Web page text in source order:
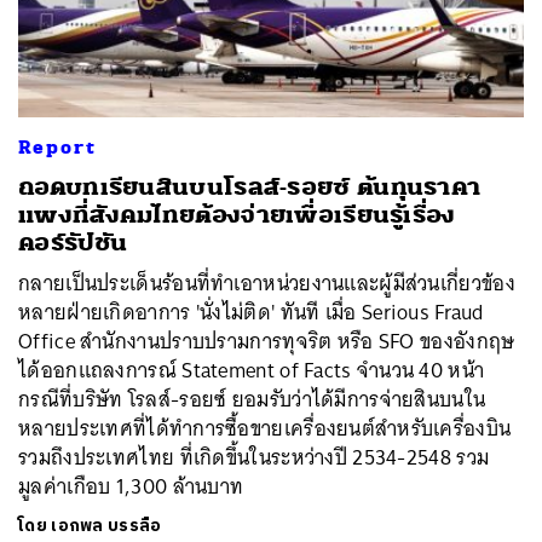
Report
ถอดบทเรียนสินบนโรลส์-รอยซ์ ต้นทุนราคา
แพงที่สังคมไทยต้องจ่ายเพื่อเรียนรู้เรื่อง
คอร์รัปชัน
กลายเป็นประเด็นร้อนที่ทำเอาหน่วยงานและผู้มีส่วนเกี่ยวข้อง
หลายฝ่ายเกิดอาการ 'นั่งไม่ติด' ทันที เมื่อ Serious Fraud
Office สำนักงานปราบปรามการทุจริต หรือ SFO ของอังกฤษ
ได้ออกแถลงการณ์ Statement of Facts จำนวน 40 หน้า
กรณีที่บริษัท โรลส์-รอยซ์ ยอมรับว่าได้มีการจ่ายสินบนใน
หลายประเทศที่ได้ทำการซื้อขายเครื่องยนต์สำหรับเครื่องบิน
รวมถึงประเทศไทย ที่เกิดขึ้นในระหว่างปี 2534-2548 รวม
มูลค่าเกือบ 1,300 ล้านบาท
โดย เอกพล บรรลือ
SHARE TWEET LINE EMAIL